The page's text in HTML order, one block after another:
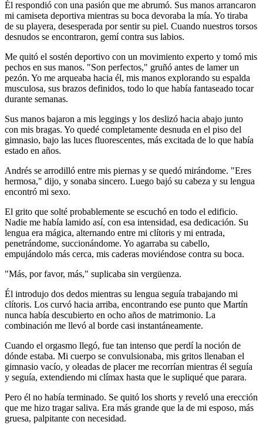
Él respondió con una pasión que me abrumó. Sus manos arrancaron
mi camiseta deportiva mientras su boca devoraba la mía. Yo tiraba
de su playera, desesperada por sentir su piel. Cuando nuestros torsos
desnudos se encontraron, gemí contra sus labios.
Me quitó el sostén deportivo con un movimiento experto y tomó mis
pechos en sus manos. "Son perfectos," gruñó antes de lamer un
pezón. Yo me arqueaba hacia él, mis manos explorando su espalda
musculosa, sus brazos definidos, todo lo que había fantaseado tocar
durante semanas.
Sus manos bajaron a mis leggings y los deslizó hacia abajo junto
con mis bragas. Yo quedé completamente desnuda en el piso del
gimnasio, bajo las luces fluorescentes, más excitada de lo que había
estado en años.
Andrés se arrodilló entre mis piernas y se quedó mirándome. "Eres
hermosa," dijo, y sonaba sincero. Luego bajó su cabeza y su lengua
encontró mi sexo.
El grito que solté probablemente se escuchó en todo el edificio.
Nadie me había lamido así, con esa intensidad, esa dedicación. Su
lengua era mágica, alternando entre mi clítoris y mi entrada,
penetrándome, succionándome. Yo agarraba su cabello,
empujándolo más cerca, mis caderas moviéndose contra su boca.
"Más, por favor, más," suplicaba sin vergüenza.
Él introdujo dos dedos mientras su lengua seguía trabajando mi
clítoris. Los curvó hacia arriba, encontrando ese punto que Martín
nunca había descubierto en ocho años de matrimonio. La
combinación me llevó al borde casi instantáneamente.
Cuando el orgasmo llegó, fue tan intenso que perdí la noción de
dónde estaba. Mi cuerpo se convulsionaba, mis gritos llenaban el
gimnasio vacío, y oleadas de placer me recorrían mientras él seguía
y seguía, extendiendo mi clímax hasta que le supliqué que parara.
Pero él no había terminado. Se quitó los shorts y reveló una erección
que me hizo tragar saliva. Era más grande que la de mi esposo, más
gruesa, palpitante con necesidad.